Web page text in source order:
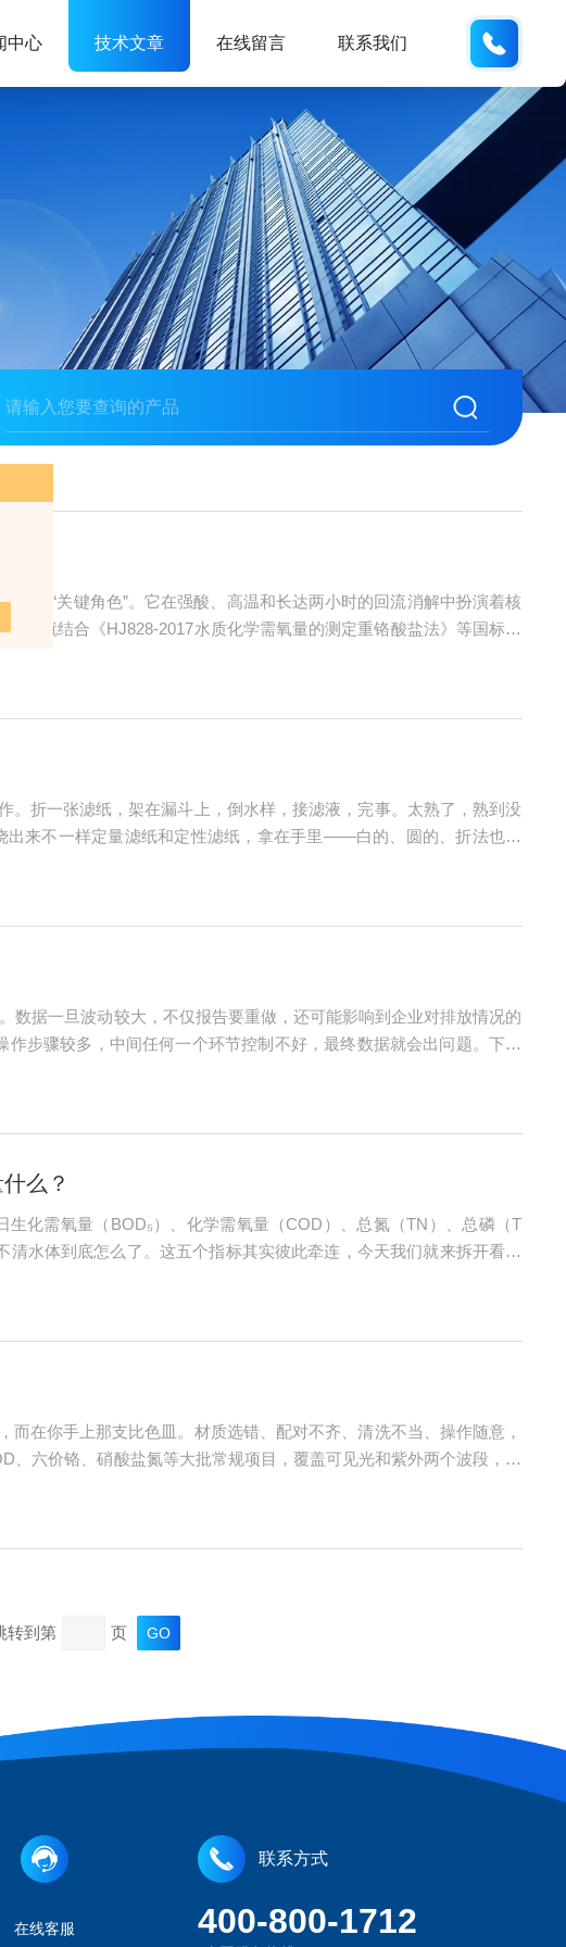
中心 技术文章 在线留言 联系我们
的“关键角色”。它在强酸、高温和长达两小时的回流消解中扮演着核
们就结合《HJ828-2017水质化学需氧量的测定重铬酸盐法》等国标，
折一张滤纸，架在漏斗上，倒水样，接滤液，完事。太熟了，熟到没
出来不一样定量滤纸和定性滤纸，拿在手里——白的、圆的、折法也一
据一旦波动较大，不仅报告要重做，还可能影响到企业对排放情况的
步骤较多，中间任何一个环节控制不好，最终数据就会出问题。下面
么？
化需氧量（BOD₅）、化学需氧量（COD）、总氮（TN）、总磷（T
水体到底怎么了。这五个指标其实彼此牵连，今天我们就来拆开看看
在你手上那支比色皿。材质选错、配对不齐、清洗不当、操作随意，
六价铬、硝酸盐氮等大批常规项目，覆盖可见光和紫外两个波段，比
转到第 页
在线客服
联系方式
400-800-1712